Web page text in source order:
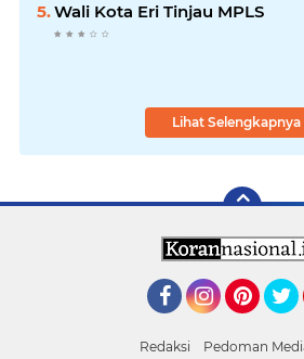
Wali Kota Eri Tinjau MPLS
Lihat Selengkapnya
Redaksi Pedoman